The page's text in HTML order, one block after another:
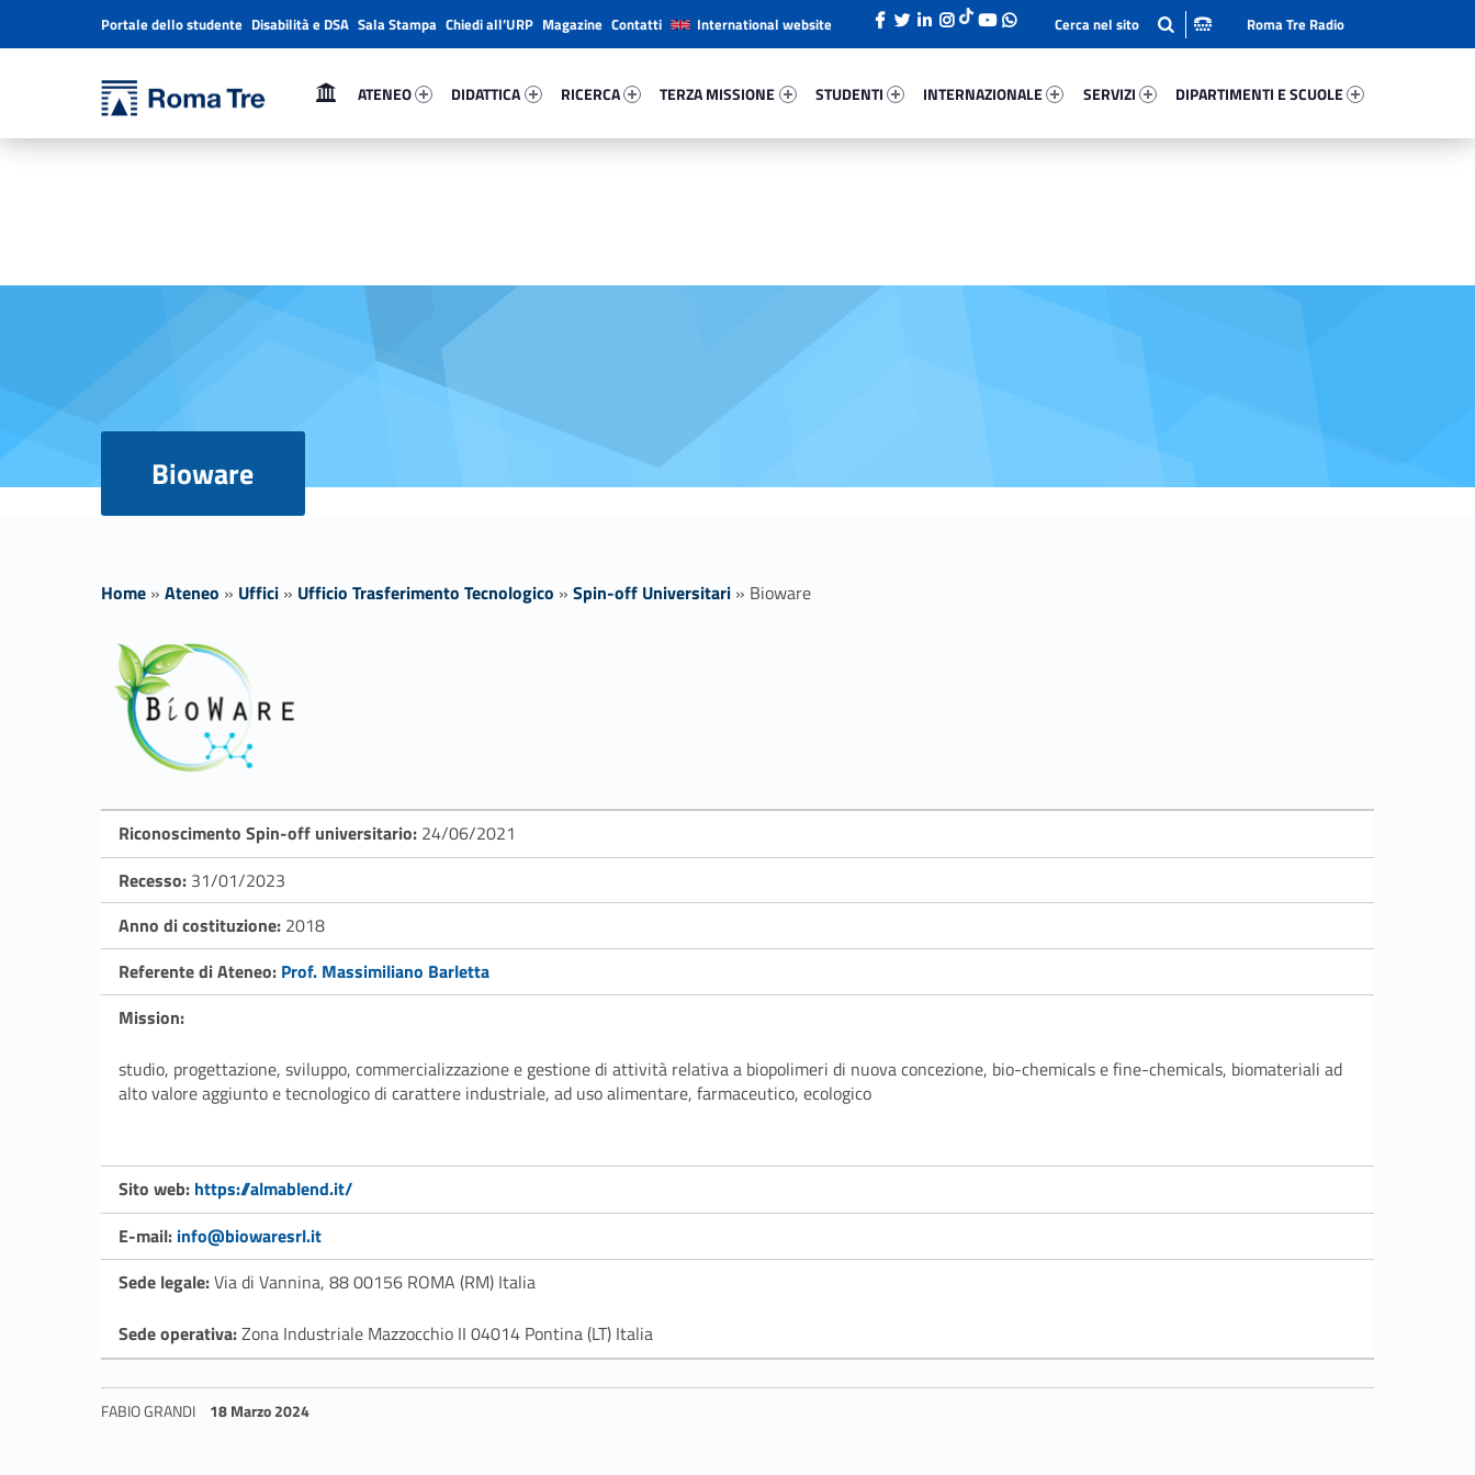
Bioware - Università Roma Tre Primary Menu
ATENEO
DIDATTICA
RICERCA
TERZA MISSIONE
STUDENTI
INTERNAZIONALE
SERVIZI
DIPARTIMENTI E SCUOLE
Header info sidebar
Portale dello studente Disabilità e DSA Sala Stampa Chiedi all’URP Magazine Contatti International website Roma Tre Radio
Bioware
Home » Ateneo » Uffici » Ufficio Trasferimento Tecnologico » Spin-off Universitari » Bioware
B
w
a
r
e
Riconoscimento Spin-off universitario: 24/06/2021
Recesso: 31/01/2023
Anno di costituzione: 2018
Referente di Ateneo: Link identifier #identifier__50513-1
Prof. Massimiliano Barletta
Mission:
studio, progettazione, sviluppo, commercializzazione e gestione di attività relativa a biopolimeri di nuova concezione, bio-chemicals e fine-chemicals, biomateriali ad
alto valore aggiunto e tecnologico di carattere industriale, ad uso alimentare, farmaceutico, ecologico
Sito web: Link identifier #identifier__124011-2
https://almablend.it/
E-mail: Link identifier #identifier__23800-3info@biowaresrl.it
Sede legale:Via di Vannina, 88 00156 ROMA (RM) Italia
Sede operativa:Zona Industriale Mazzocchio II 04014 Pontina (LT) Italia
FABIO GRANDI 18 Marzo 2024